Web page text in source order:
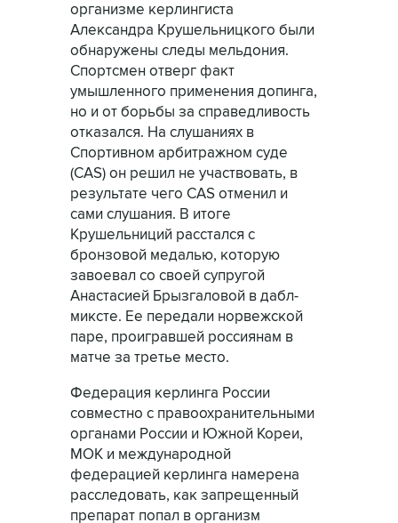
организме керлингиста
Александра Крушельницкого были
обнаружены следы мельдония.
Спортсмен отверг факт
умышленного применения допинга,
но и от борьбы за справедливость
отказался. На слушаниях в
Спортивном арбитражном суде
(CAS) он решил не участвовать, в
результате чего CAS отменил и
сами слушания. В итоге
Крушельниций расстался с
бронзовой медалью, которую
завоевал со своей супругой
Анастасией Брызгаловой в дабл-
миксте. Ее передали норвежской
паре, проигравшей россиянам в
матче за третье место.
Федерация керлинга России
совместно с правоохранительными
органами России и Южной Кореи,
МОК и международной
федерацией керлинга намерена
расследовать, как запрещенный
препарат попал в организм